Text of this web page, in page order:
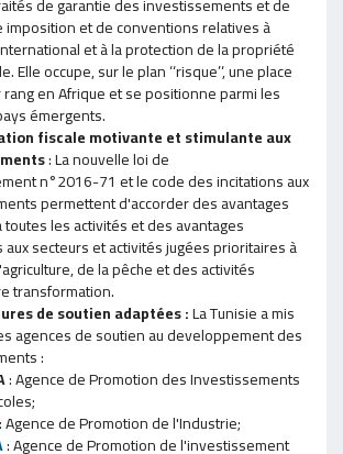
et de conventions relatives à
et à la protection de la propriété
Elle occupe, sur le plan ‘‘risque’‘, une place
en Afrique et se positionne parmi les
émergents.
fiscale motivanteet stimulante aux
: La nouvelle loi de
n°2016-71 et le code des incitations aux
permettent d'accorder des avantages
toutes les activités et des avantages
secteurs et activités jugées prioritaires à
de la pêche et des activités
transformation.
de soutien adaptées :La Tunisie a mis
agences de soutien au developpement des
:
: Agence de Promotion des Investissements
: Agence de Promotion de l'Industrie;
: Agence de Promotion de l'investissement